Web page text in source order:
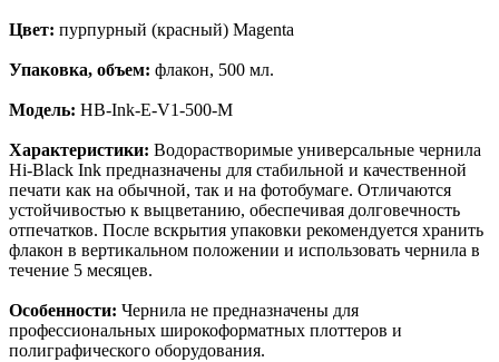
Цвет: пурпурный (красный) Magenta
Упаковка, объем: флакон, 500 мл.
Модель: HB-Ink-E-V1-500-M
Характеристики: Водорастворимые универсальные чернила
Hi-Black Ink предназначены для стабильной и качественной
печати как на обычной, так и на фотобумаге. Отличаются
устойчивостью к выцветанию, обеспечивая долговечность
отпечатков. После вскрытия упаковки рекомендуется хранить
флакон в вертикальном положении и использовать чернила в
течение 5 месяцев.
Особенности: Чернила не предназначены для
профессиональных широкоформатных плоттеров и
полиграфического оборудования.